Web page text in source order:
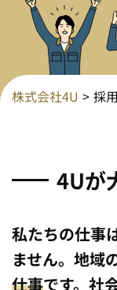
株式会社4U 採
4Uが
私たちの仕事
ません。 地域
仕事です。 社